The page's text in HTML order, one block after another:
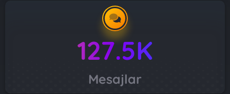
127.5K
Mesajlar